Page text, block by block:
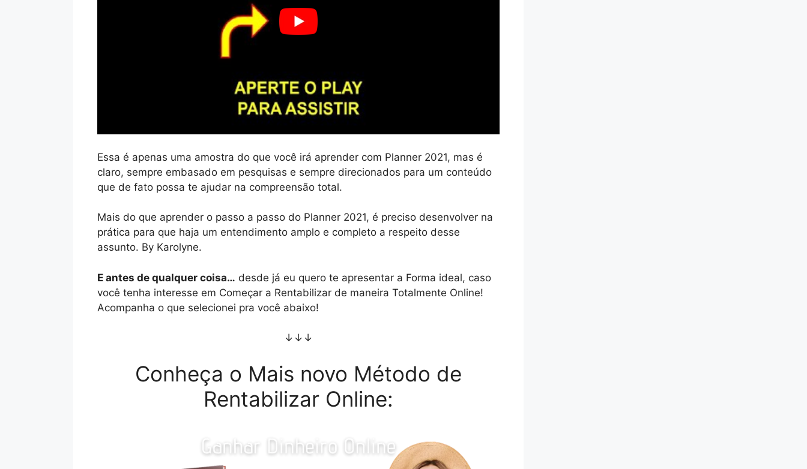
Essa é apenas uma amostra do que você irá aprender com Planner 2021, mas é
claro, sempre embasado em pesquisas e sempre direcionados para um conteúdo
que de fato possa te ajudar na compreensão total.
Mais do que aprender o passo a passo do Planner 2021, é preciso desenvolver na
prática para que haja um entendimento amplo e completo a respeito desse
assunto. By Karolyne.
E antes de qualquer coisa… desde já eu quero te apresentar a Forma ideal, caso
você tenha interesse em Começar a Rentabilizar de maneira Totalmente Online!
Acompanha o que selecionei pra você abaixo!
↓↓↓
Conheça o Mais novo Método de
Rentabilizar Online: